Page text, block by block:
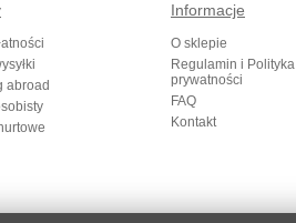
abroad
Informacje
O sklepie
Regulamin i Polityka
prywatności
FAQ
Kontakt